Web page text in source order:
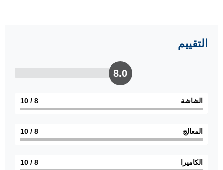
التقييم
8.0
الشاشة 8
/ 10
المعالج 8
/ 10
الكاميرا 8
/ 10